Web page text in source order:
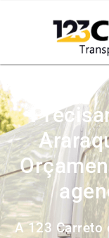
A 123 Carreto